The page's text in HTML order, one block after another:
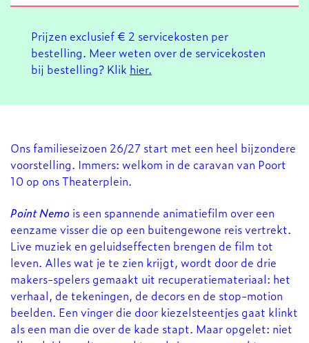
Prijzen exclusief € 2 servicekosten per
bestelling. Meer weten over de servicekosten
bij bestelling? Klik hier.
Ons familieseizoen 26/27 start met een heel bijzondere
voorstelling. Immers: welkom in de caravan van Poort
10 op ons Theaterplein.
Point Nemo is een spannende animatiefilm over een
eenzame visser die op een buitengewone reis vertrekt.
Live muziek en geluidseffecten brengen de film tot
leven. Alles wat je te zien krijgt, wordt door de drie
makers-spelers gemaakt uit recuperatiemateriaal: het
verhaal, de tekeningen, de decors en de stop-motion
beelden. Een vinger die door kiezelsteentjes gaat klinkt
als een man die over de kade stapt. Maar opgelet: niet